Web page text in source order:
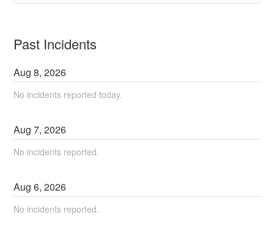
Past Incidents
Aug8,2026
No incidents reported today.
Aug7,2026
No incidents reported.
Aug6,2026
No incidents reported.